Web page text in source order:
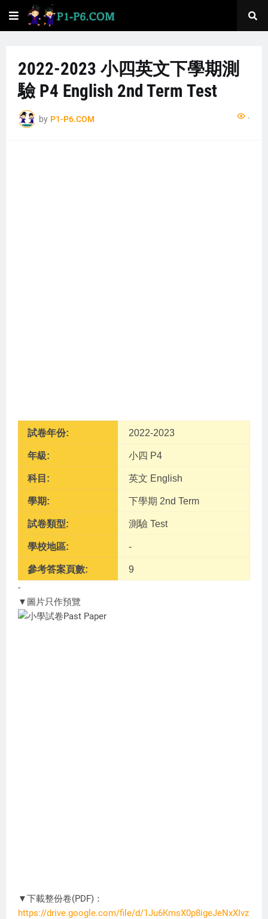
2022-2023 小四英文下學期測
驗 P4 English 2nd Term Test
by P1-P6.COM ...
試卷年份: 2022-2023
年級: 小四 P4
科目: 英文 English
學期: 下學期 2nd Term
試卷類型: 測驗 Test
學校地區: -
參考答案頁數: 9
-
▼圖片只作預覽
▼下載整份卷(PDF)：
https://drive.google.com/file/d/1Ju6KmsX0p8igeJeNxXIvz